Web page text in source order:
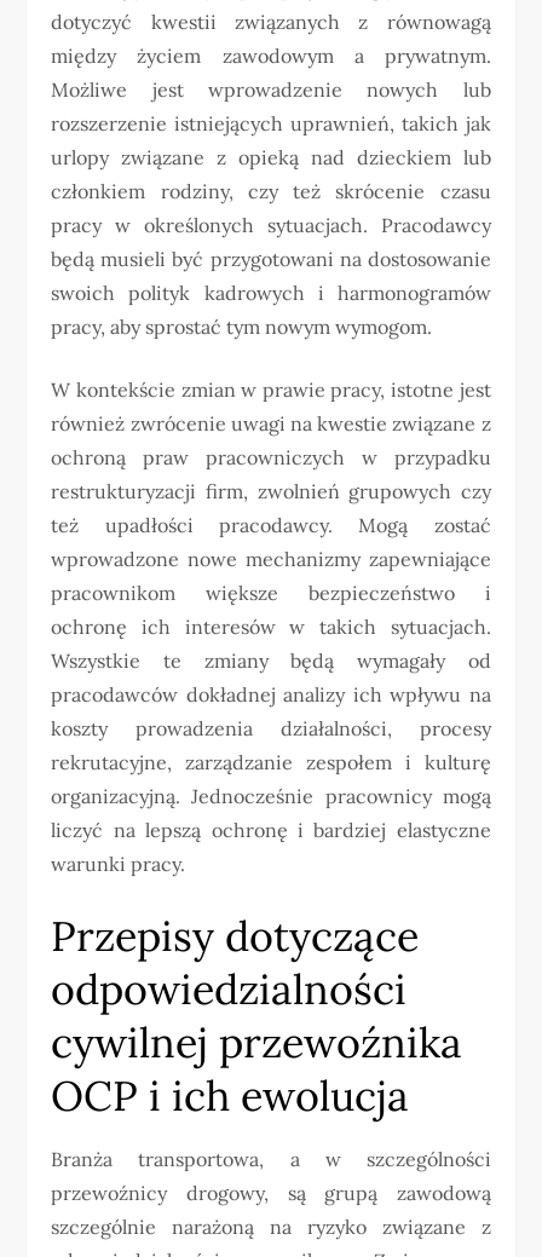
dotyczyć kwestii związanych z równowagą
między życiem zawodowym a prywatnym.
Możliwe jest wprowadzenie nowych lub
rozszerzenie istniejących uprawnień, takich jak
urlopy związane z opieką nad dzieckiem lub
członkiem rodziny, czy też skrócenie czasu
pracy w określonych sytuacjach. Pracodawcy
będą musieli być przygotowani na dostosowanie
swoich polityk kadrowych i harmonogramów
pracy, aby sprostać tym nowym wymogom.
W kontekście zmian w prawie pracy, istotne jest
również zwrócenie uwagi na kwestie związane z
ochroną praw pracowniczych w przypadku
restrukturyzacji firm, zwolnień grupowych czy
też upadłości pracodawcy. Mogą zostać
wprowadzone nowe mechanizmy zapewniające
pracownikom większe bezpieczeństwo i
ochronę ich interesów w takich sytuacjach.
Wszystkie te zmiany będą wymagały od
pracodawców dokładnej analizy ich wpływu na
koszty prowadzenia działalności, procesy
rekrutacyjne, zarządzanie zespołem i kulturę
organizacyjną. Jednocześnie pracownicy mogą
liczyć na lepszą ochronę i bardziej elastyczne
warunki pracy.
Przepisy dotyczące
odpowiedzialności
cywilnej przewoźnika
OCP i ich ewolucja
Branża transportowa, a w szczególności
przewoźnicy drogowy, są grupą zawodową
szczególnie narażoną na ryzyko związane z